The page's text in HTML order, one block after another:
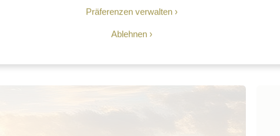
Präferenzen verwalten
Ablehnen